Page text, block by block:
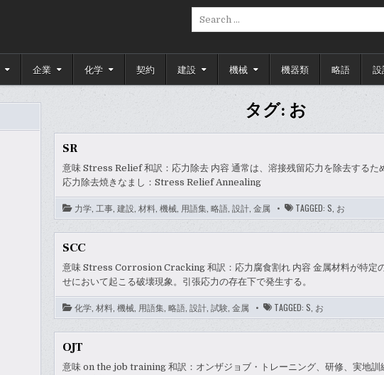
企業 化学 契約 建設 機械 機器類 略語
タグ: お
SR
意味 Stress Relief 和訳：応力除去 内容 通常は、溶接残留応力を除去するた
応力除去焼きなまし：Stress Relief Annealing
力学, 工事, 建設 材料, 機械 用語集, 略語, 設計, 金属 TAGGED: S お
SCC
意味 Stress Corrosion Cracking 和訳：応力腐食割れ 内容 金属材料が特定
せにおいて起こる破壊現象。引張応力の存在下で発生する。
化学, 材料, 機械 用語集, 略語, 設計, 試験, 金属 TAGGED: S お
OJT
意味 on the job training 和訳：オンザジョブ・トレーニング、研修、実地訓